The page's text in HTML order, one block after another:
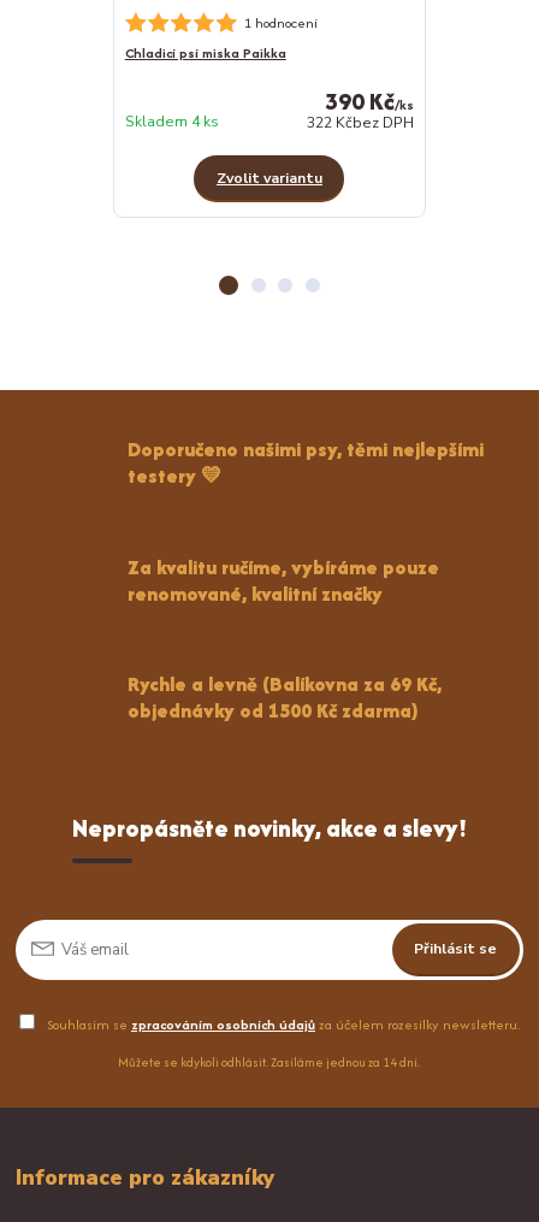
1 hodnocení
Chladicí psí miska Paikka
390 Kč/ks
322 Kčbez DPH
Skladem 4 ks
Zvolit variantu
Doporučeno našimi psy, těmi nejlepšími
testery 💛
Za kvalitu ručíme, vybíráme pouze
renomované, kvalitní značky
Rychle a levně (Balíkovna za 69 Kč,
objednávky od 1500 Kč zdarma)
Nepropásněte novinky, akce a slevy!
Přihlásit se
Souhlasím se zpracováním osobních údajůza účelem rozesílky newsletteru.
Můžete se kdykoli odhlásit. Zasíláme jednou za 14 dní.
Informace pro zákazníky